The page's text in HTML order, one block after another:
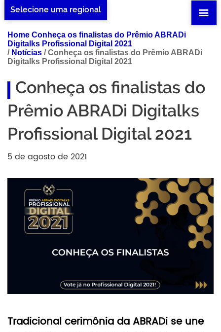
Selecione uma regional
Home Conheça os finalistas do Prêmio ABRADi
Digitalks Profissional Digital 2021
/ Notícias /Conheça os finalistas do Prêmio ABRADi
Digitalks Profissional Digital 2021
Conheça os finalistas do
Prêmio ABRADi Digitalks
Profissional Digital 2021
5 de agosto de 2021
Tradicional cerimônia da ABRADi se une